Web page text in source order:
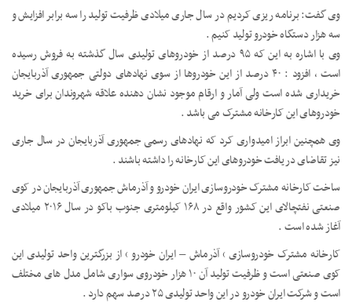
وی گفت: برنامه ریزی کردیم در سال جاری میلادی ظرفیت تولید را سه برابر افزایش و
سه هزار دستگاه خودرو تولید کنیم .
وی با اشاره به این که ۹۵ درصد از خودروهای تولیدی سال گذشته به فروش رسیده
است ، افزود : ۴۰ درصد از این خودروها از سوی نهادهای دولتی جمهوری آذربایجان
خریداری شده است ولی آمار و ارقام موجود نشان دهنده علاقه شهروندان برای خرید
خودروهای این کارخانه مشترک می باشد .
وی همچنین ابراز امیدواری کرد که نهادهای رسمی جمهوری آذربایجان در سال جاری
نیز تقاضای دریافت خودروهای این کارخانه را داشته باشند .
ساخت کارخانه مشترک خودروسازی ایران خودرو و آذرماش جمهوری آذربایجان در کوی
صنعتی نفتچالای این کشور واقع در ۱۶۸ کیلومتری جنوب باکو در سال ۲۰۱۶ میلادی
آغاز شده است .
کارخانه مشترک خودروسازی ‘ آذرماش – ایران خودرو ‘ از بزرگترین واحد تولیدی این
کوی صنعتی است و ظرفیت تولید آن ۱۰ هزار خودروی سواری شامل مدل های مختلف
است و شرکت ایران خودرو در این واحد تولیدی ۲۵ درصد سهم دارد .